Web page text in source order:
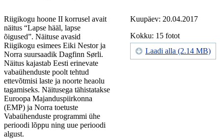
Kuupäev: 20.04.2017
Kokku: 15 fotot
Laadi alla (2.14 MB)
Riigikogu hoone II korrusel avait
näitus “Lapse hääl, lapse
õigused”. Näituse avasid
Riigikogu esimees Eiki Nestor ja
Norra suursaadik Dagfinn Sørli.
Näitus kajastab Eesti erinevate
vabaühenduste poolt tehtud
ettevõtmisi laste ja noorte heaolu
tagamiseks. Näitusega tähistatakse
Euroopa Majanduspiirkonna
(EMP) ja Norra toetuste
Vabaühenduste programmi ühe
perioodi lõppu ning uue perioodi
algust.